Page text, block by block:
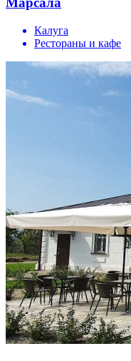
Калуга
Рестораны и кафе